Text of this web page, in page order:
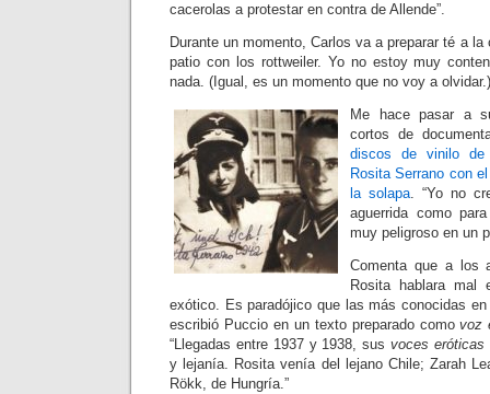
cacerolas a protestar en contra de Allende”.
Durante un momento, Carlos va a preparar té a
patio con los rottweiler. Yo no estoy muy
nada. (Igual, es un momento que no voy a olvidar.)
Me hace pasar a
cortos de
discos de vinilo de
Rosita Serrano con
la solapa. “Yo no
aguerrida como
muy peligroso en un
Comenta que a los
Rosita hablara mal
exótico. Es paradójico que las más conocidas
escribió Puccio en un texto preparado comovoz
“Llegadas entre 1937 y 1938, sus voces eróticas
y lejanía. Rosita venía del lejano Chile; Zarah
Rökk, de Hungría.”